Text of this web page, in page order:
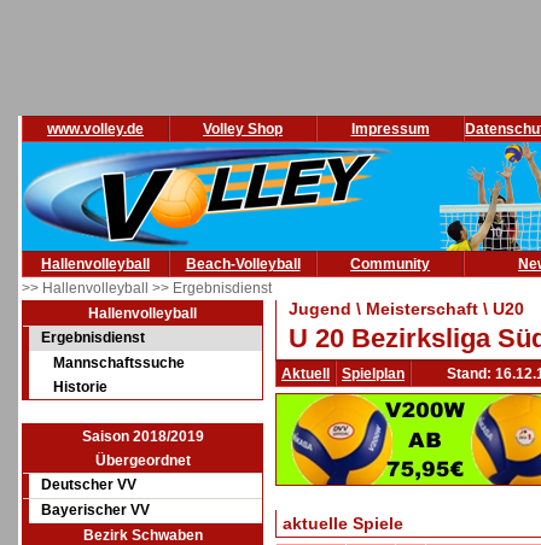
www.volley.de Volley Shop Impressum
Hallenvolleyball Beach-Volleyball Community
>> Hallenvolleyball >> Ergebnisdienst
Hallenvolleyball
Ergebnisdienst
Mannschaftssuche
Historie
Saison 2018/2019
Übergeordnet
Deutscher VV
Bayerischer VV
Bezirk Schwaben
Jugend \ Meisterschaft \ U20
U 20 Bezirksliga
Aktuell Spielplan Stand:
aktuelle Spiele